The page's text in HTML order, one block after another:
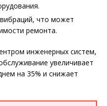
что может
ремонта.
инженерных систем,
увеличивает
на 35% и снижает